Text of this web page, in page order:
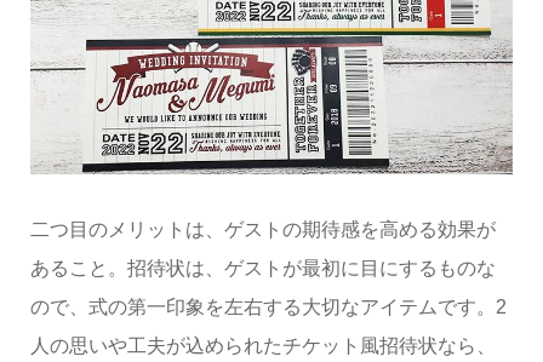
二つ目のメリットは、ゲストの期待感を高める効果が
あること。招待状は、ゲストが最初に目にするものな
ので、式の第一印象を左右する大切なアイテムです。2
人の思いや工夫が込められたチケット風招待状なら、